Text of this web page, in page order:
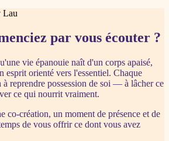
par vous écouter ?
vie épanouie naît d'un corps apaisé,
esprit orienté vers l'essentiel. Chaque
à reprendre possession de soi — à lâcher ce
ce qui nourrit vraiment.
co-création, un moment de présence et de
de vous offrir ce dont vous avez